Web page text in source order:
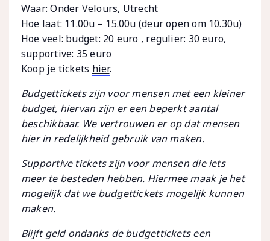
Waar: Onder Velours, Utrecht
Hoe laat: 11.00u – 15.00u (deur open om 10.30u)
Hoe veel: budget: 20 euro , regulier: 30 euro,
supportive: 35 euro
Koop je tickets hier.
Budgettickets zijn voor mensen met een kleiner
budget, hiervan zijn er een beperkt aantal
beschikbaar. We vertrouwen er op dat mensen
hier in redelijkheid gebruik van maken.
Supportive tickets zijn voor mensen die iets
meer te besteden hebben. Hiermee maak je het
mogelijk dat we budgettickets mogelijk kunnen
maken.
Blijft geld ondanks de budgettickets een